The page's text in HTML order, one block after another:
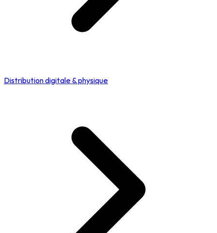
Distribution digitale & physique